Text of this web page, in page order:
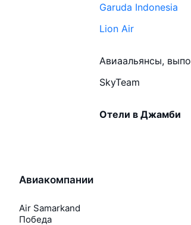
Garuda Indonesia
Lion Air
Авиаальянсы,
SkyTeam
Отели в Джамби
Авиакомпании
Air Samarkand
Победа